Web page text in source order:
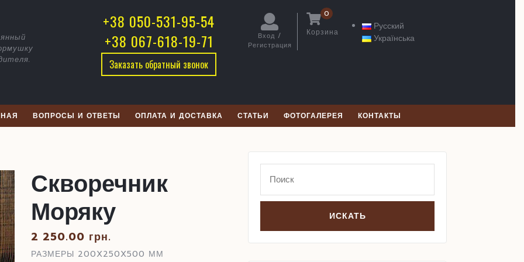
+38 050-531-95-54
+38 067-618-19-71
Заказать обратный звонок
Вход /
Регистрация
Корзина
0
Русский
Українська
ВОПРОСЫ И ОТВЕТЫ ОПЛАТА И ДОСТАВКА СТАТЬИ ФОТОГАЛЕРЕЯ КОНТАКТЫ
Скворечник
Моряку
2 250.00 грн.
РАЗМЕРЫ 200X250X500 ММ
for: